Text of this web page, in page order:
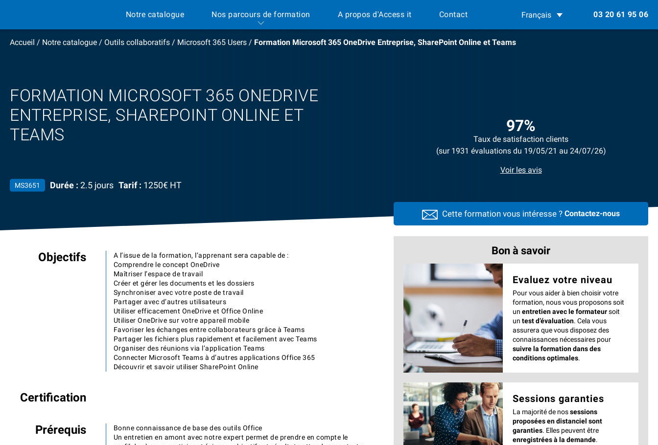
Notre catalogue Nos parcours de formation A propos d'Access it Contact 03 20 61 95 06
Français
Accueil / Notre catalogue / Outils collaboratifs / Microsoft 365 Users / Formation Microsoft 365 OneDrive Entreprise, SharePoint Online et Teams
FORMATION MICROSOFT 365 ONEDRIVE
ENTREPRISE, SHAREPOINT ONLINE ET
TEAMS
MS3651 Durée : 2.5 jours Tarif : 1250€ HT
97%
Taux de satisfaction clients
(sur 1931 évaluations du 19/05/21 au 24/07/26)
Voir les avis
Objectifs
A l’issue de la formation, l’apprenant sera capable de :
Comprendre le concept OneDrive
Maîtriser l’espace de travail
Créer et gérer les documents et les dossiers
Synchroniser avec votre poste de travail
Partager avec d’autres utilisateurs
Utiliser efficacement OneDrive et Office Online
Utiliser OneDrive sur votre appareil mobile
Favoriser les échanges entre collaborateurs grâce à Teams
Partager les fichiers plus rapidement et facilement avec Teams
Organiser des réunions via l’application Teams
Connecter Microsoft Teams à d’autres applications Office 365
Découvrir et savoir utiliser SharePoint Online
Certification
Prérequis
Bonne connaissance de base des outils Office
Un entretien en amont avec notre expert permet de prendre en compte le
Cette formation vous intéresse ? Contactez-nous
Bon à savoir
Evaluez votre niveau
Pour vous aider à bien choisir votre
formation, nous vous proposons soit
un entretien avec le formateursoit
un test d’évaluation. Cela vous
assurera que vous disposez des
connaissances nécessaires pour
suivre la formation dans des
conditions optimales.
Sessions garanties
La majorité de nossessions
proposées en distanciel sont
garanties. Elles peuvent être
enregistrées à la demande.